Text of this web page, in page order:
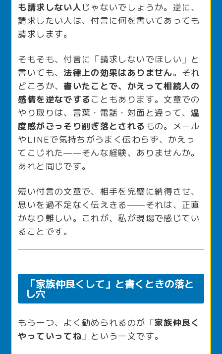
も請求しない人じゃないでしょうか。逆に、
請求したい人は、付言に何を書いてあっても
請求します。
そもそも、付言に「請求しないでほしい」と
書いても、法律上の効果はありません。それ
どころか、書いたことで、かえって相続人の
感情を逆なでする こともあります。文章での
やり取りは、言葉・電話・対面と違って、温
度感がごっそり削ぎ落とされる もの。メール
やLINEで気持ちがうまく伝わらず、かえっ
てこじれた——そんな経験、ありませんか。
あれと同じです。
短い付言の文章で、相手を完璧に納得させ、
思いを過不足なく伝えきる——それは、正直
かなり難しい。これが、私が現場で感じてい
ることです。
「家族仲良くして」と書くときの落と
し穴
もう一つ、よく勧められるのが「家族仲良く
やっていってね 」という一文です。